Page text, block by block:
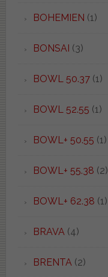
BOHEMIEN (1)
BONSAI (3)
BOWL 50.37(1)
BOWL 52.55 (1)
BOWL+ 50.55 (1)
BOWL+ 55.38 (2)
BOWL+ 62.38 (1)
BRAVA(4)
BRENTA(2)